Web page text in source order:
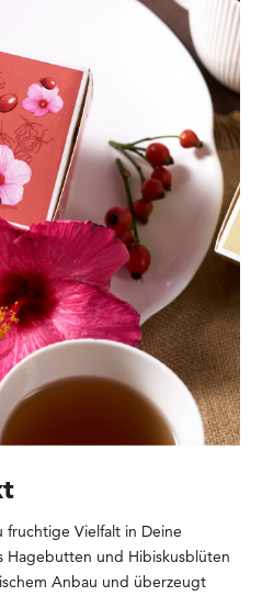
fruchtige Vielfalt in Deine
Hagebutten und Hibiskusblüten
Anbau und überzeugt